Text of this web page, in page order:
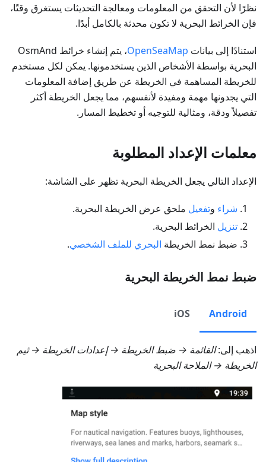
نظرًا لأن التحقق من المعلومات ومعالجة التحديثات يستغرق وقتًا،
فإن الخرائط البحرية لا تكون محدثة بالكامل أبدًا.
استنادًا إلى بيانات OpenSeaMap
، يتم إنشاء خرائط OsmAnd
البحرية بواسطة الأشخاص الذين يستخدمونها. يمكن لكل مستخدم
للخريطة المساهمة في الخريطة عن طريق إضافة المعلومات
التي يجدونها مهمة ومفيدة لأنفسهم، مما يجعل الخريطة أكثر
تفصيلاً ودقة، ومثالية للتوجيه أو تخطيط المسار.
معلمات الإعداد المطلوبة
الإعداد التالي يجعل الخريطة البحرية تظهر على الشاشة:
شراء وتفعيل ملحق عرض الخريطة البحرية.
تنزيل الخرائط البحرية.
ضبط نمط الخريطة البحري للملف الشخصي.
ضبط نمط الخريطة البحرية
Android
iOS
اذهب إلى:القائمة → ضبط الخريطة → إعدادات الخريطة → ثيم
الخريطة → الملاحة البحرية